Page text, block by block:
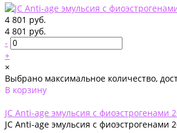
4 801 руб.
4 801 руб.
-
+
×
Выбрано максимальное количество,
В корзину
JС Anti-age эмульсия с фиоэстрогенами
JС Anti-age эмульсия с фиоэстрогенами